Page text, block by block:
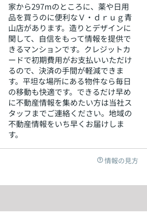
家から297mのところに、薬や日用
品を買うのに便利なＶ・ｄｒｕｇ青
山店があります。造りとデザインに
関して、自信をもって情報を提供で
きるマンションです。クレジットカ
ードで初期費用がお支払いいただけ
るので、決済の手間が軽減できま
す。平坦な場所にある物件なら毎日
の移動も快適です。できるだけ早め
に不動産情報を集めたい方は当社ス
タッフまでご連絡ください。地域の
不動産情報をいち早くお届けしま
す。
情報の見方